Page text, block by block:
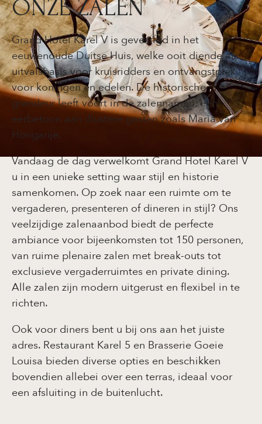
ONZE ZALEN
Grand Hotel Karel V is gevestigd in het
eeuwenoude Duitse Huis, welke ooit diende als
uitvalsbasis voor kruisridders en ontvangstplek
voor koningen en edelen. De historische
grandeur leeft voort in de zalennamen, een
eerbetoon aan illustere gasten zoals Maria van
Hongarije.
Vandaag de dag verwelkomt Grand Hotel Karel V
u in een unieke setting waar stijl en historie
samenkomen. Op zoek naar een ruimte om te
vergaderen, presenteren of dineren in stijl? Ons
veelzijdige zalenaanbod biedt de perfecte
ambiance voor bijeenkomsten tot 150 personen,
van ruime plenaire zalen met break-outs tot
exclusieve vergaderruimtes en private dining.
Alle zalen zijn modern uitgerust en flexibel in te
richten.
Ook voor diners bent u bij ons aan het juiste
adres. Restaurant Karel 5 en Brasserie Goeie
Louisa bieden diverse opties en beschikken
bovendien allebei over een terras, ideaal voor
een afsluiting in de buitenlucht.